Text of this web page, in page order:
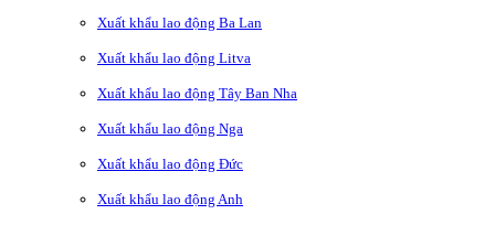
Xuất khẩu lao động Ba Lan
Xuất khẩu lao động Litva
Xuất khẩu lao động Tây Ban Nha
Xuất khẩu lao động Nga
Xuất khẩu lao động Đức
Xuất khẩu lao động Anh